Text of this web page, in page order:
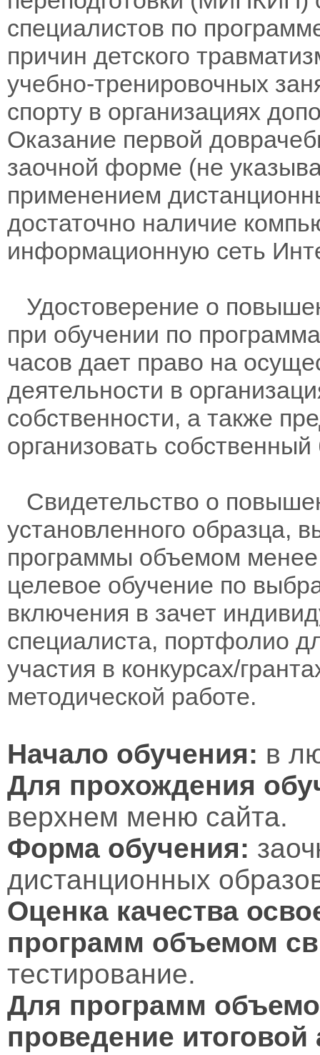
специалистов по
причин детского
учебно-тренировочных
спорту в организациях
Оказание первой
заочной форме (не
применением
достаточно наличие
информационную сеть
Удостоверение о
при обучении по
часов дает право на
деятельности в
собственности, а также
организовать
Свидетельство о
установленного образца,
программы объемом менее
целевое обучение по
включения в зачет
специалиста, портфолио
участия в конкурсах/
методической работе.
Начало обучения: в
Для прохождения
верхнем меню сайта.
Форма обучения:
дистанционных
Оценка качества
программ объемом
тестирование.
Для программ
проведение итоговой